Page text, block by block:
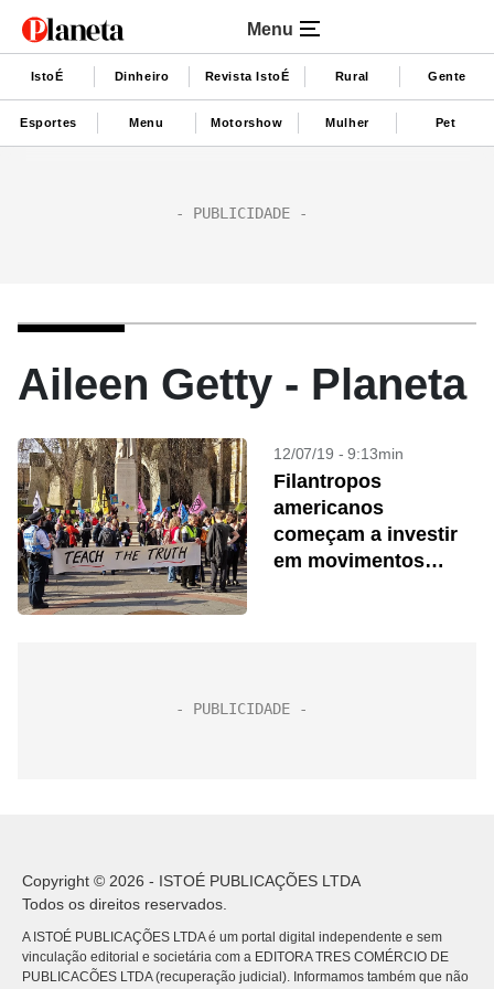
Menu
IstoÉ Dinheiro Revista IstoÉ Rural Gente
Esportes Menu Motorshow Mulher Pet
Aileen Getty - Planeta
12/07/19 - 9:13min
Filantropos
americanos
começam a investir
em movimentos
Copyright © 2026 - ISTOÉ PUBLICAÇÕES LTDA
Todos os direitos reservados.
A ISTOÉ PUBLICAÇÕES LTDA é um portal digital independente e sem
vinculação editorial e societária com a EDITORA TRES COMÉRCIO DE
PUBLICACÕES LTDA (recuperação judicial). Informamos também que não